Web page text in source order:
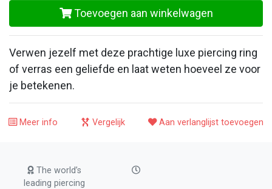
Toevoegen aan winkelwagen
Verwen jezelf met deze prachtige luxe piercing ring
of verras een geliefde en laat weten hoeveel ze voor
je betekenen.
Meer info Vergelijk Aan verlanglijst toevoegen
The world’s
leading piercing